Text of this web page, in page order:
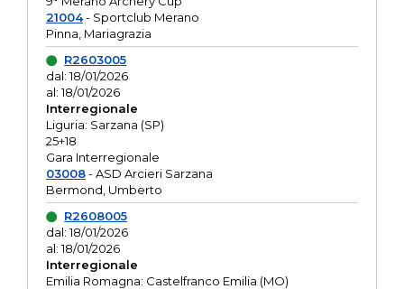
21004- Sportclub Merano
Pinna, Mariagrazia
R2603005
dal: 18/01/2026
al: 18/01/2026
Interregionale
Liguria: Sarzana (SP)
25+18
Gara Interregionale
03008- ASD Arcieri Sarzana
Bermond, Umberto
R2608005
dal: 18/01/2026
al: 18/01/2026
Interregionale
Emilia Romagna: Castelfranco Emilia (MO)